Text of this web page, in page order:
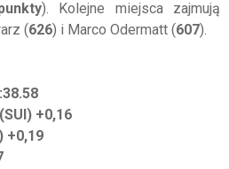
). Kolejne miejsca zajmują
(626) i Marco Odermatt (607).
+0,16
+0,19